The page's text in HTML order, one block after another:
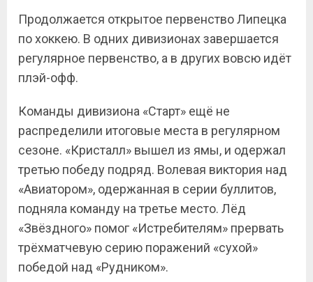
Продолжается открытое первенство Липецка
по хоккею. В одних дивизионах завершается
регулярное первенство, а в других вовсю идёт
плэй-офф.
Команды дивизиона «Старт» ещё не
распределили итоговые места в регулярном
сезоне. «Кристалл» вышел из ямы, и одержал
третью победу подряд. Волевая виктория над
«Авиатором», одержанная в серии буллитов,
подняла команду на третье место. Лёд
«Звёздного» помог «Истребителям» прервать
трёхматчевую серию поражений «сухой»
победой над «Рудником».